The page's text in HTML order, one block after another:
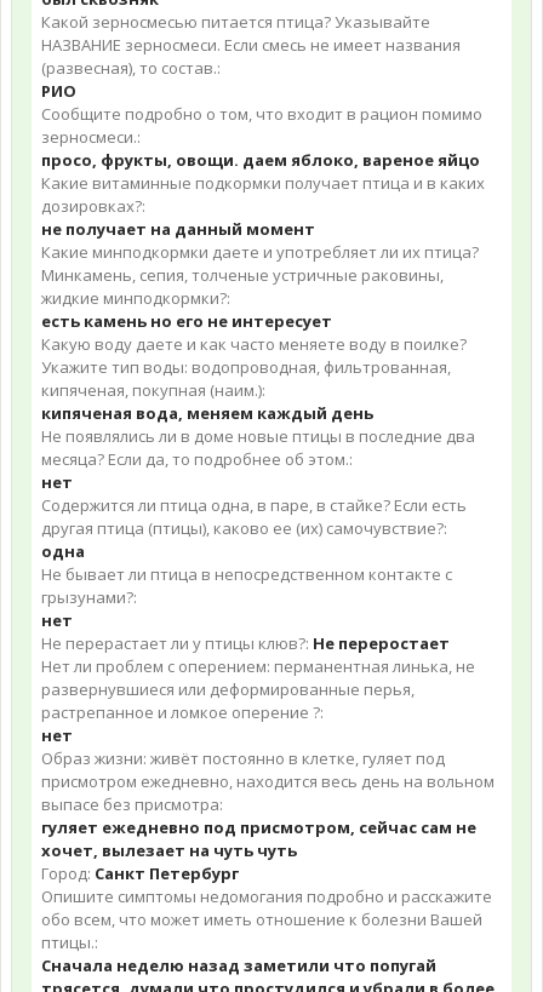
Какой зерносмесью питается птица? Указывайте
НАЗВАНИЕ зерносмеси. Если смесь не имеет названия
(развесная), то состав.:
РИО
Сообщите подробно о том, что входит в рацион помимо
зерносмеси.:
просо, фрукты, овощи. даем яблоко, вареное яйцо
Какие витаминные подкормки получает птица и в каких
дозировках?:
не получает на данный момент
Какие минподкормки даете и употребляет ли их птица?
Минкамень, сепия, толченые устричные раковины,
жидкие минподкормки?:
есть камень но его не интересует
Какую воду даете и как часто меняете воду в поилке?
Укажите тип воды: водопроводная, фильтрованная,
кипяченая, покупная (наим.):
кипяченая вода, меняем каждый день
Не появлялись ли в доме новые птицы в последние два
месяца? Если да, то подробнее об этом.:
нет
Содержится ли птица одна, в паре, в стайке? Если есть
другая птица (птицы), каково ее (их) самочувствие?:
одна
Не бывает ли птица в непосредственном контакте с
грызунами?:
нет
Не перерастает ли у птицы клюв?: Не переростает
Нет ли проблем с оперением: перманентная линька, не
развернувшиеся или деформированные перья,
растрепанное и ломкое оперение ?:
нет
Образ жизни: живёт постоянно в клетке, гуляет под
присмотром ежедневно, находится весь день на вольном
выпасе без присмотра:
гуляет ежедневно под присмотром, сейчас сам не
хочет, вылезает на чуть чуть
Город: Санкт Петербург
Опишите симптомы недомогания подробно и расскажите
обо всем, что может иметь отношение к болезни Вашей
птицы.:
Сначала неделю назад заметили что попугай